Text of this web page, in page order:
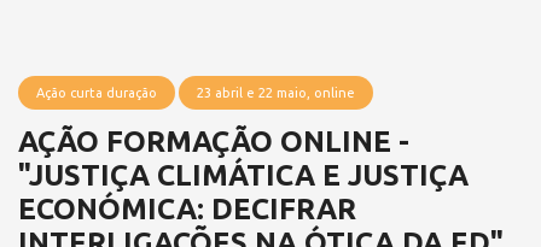
Ação curta duração 23 abril e 22 maio, online
AÇÃO FORMAÇÃO ONLINE -
"JUSTIÇA CLIMÁTICA E JUSTIÇA
ECONÓMICA: DECIFRAR